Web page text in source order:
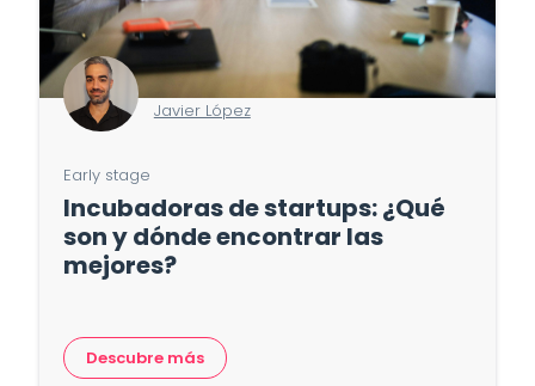
Javier López
Early stage
Incubadoras de startups: ¿Qué
son y dónde encontrar las
mejores?
Descubre más